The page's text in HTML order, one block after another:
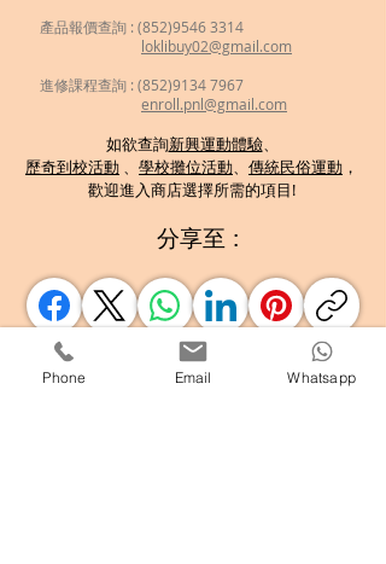
產品報價查詢 : (852)9546 3314
loklibuy02@gmail.com
進修課程查詢 : (852)9134 7967
enroll.pnl@gmail.com
如欲查詢新興運動體驗、
歷奇到校活動 、 學校攤位活動、 傳統民俗運動 ，
歡迎進入商店選擇所需的項目!
分享至 :
Phone Email Whatsapp